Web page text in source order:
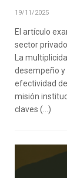
19/11/2025
El artículo
sector
La
desempeño
efectividad
misión
claves (…)